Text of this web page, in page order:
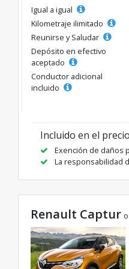
Igual a igual
Kilometraje ilimitado
Reunirse y Saludar
Depósito en efectivo
aceptado
Conductor adicional
incluido
Incluido en el
Exención de daños
La responsabilidad
Renault Captur